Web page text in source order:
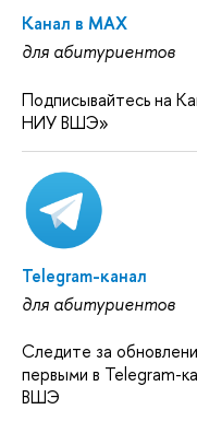
Канал в MAX
для абитуриентов
Подписывайтесь на
НИУ ВШЭ»
Telegram-канал
для абитуриентов
Следите за
первыми в Telegram-
ВШЭ